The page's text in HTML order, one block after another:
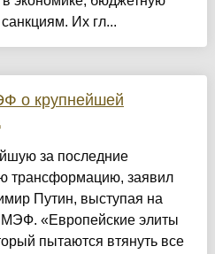
Их гл...
о крупнейшей
за последние
трансформацию, заявил
Путин, выступая на
«Европейские элиты
пытаются втянуть все